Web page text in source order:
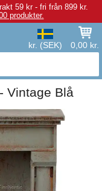
59 kr - fri från 899 kr.
produkter.
kr. (SEK) 0,00 kr.
Vintage Blå